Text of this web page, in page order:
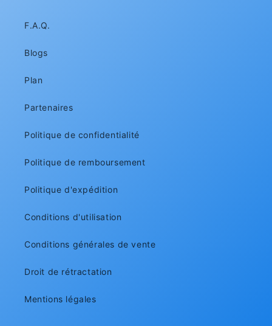
F.A.Q.
Blogs
Plan
Partenaires
Politique de confidentialité
Politique de remboursement
Politique d'expédition
Conditions d'utilisation
Conditions générales de vente
Droit de rétractation
Mentions légales